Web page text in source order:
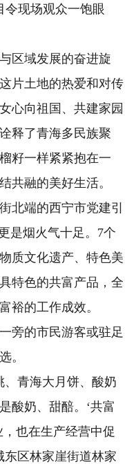
令现场观众一饱眼
域发展的奋进旋
片土地的热爱和对传
心向祖国、共建家园
释了青海多民族聚
籽一样紧紧抱在一
共融的美好生活。
端的西宁市党建引
是烟火气十足。7个
质文化遗产、特色美
特色的共富产品，全
裕的工作成效。
的市民游客或驻足
。
青海大月饼、酸奶
酸奶、甜醅。‘共富
也在生产经营中促
东区林家崖街道林家